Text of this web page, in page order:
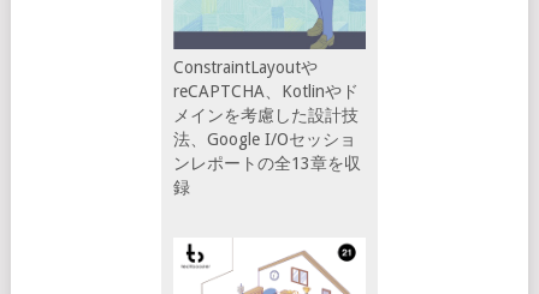
ConstraintLayoutや
reCAPTCHA、Kotlinやド
メインを考慮した設計技
法、Google I/Oセッショ
ンレポートの全13章を収
録